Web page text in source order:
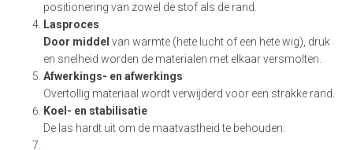
positionering van zowel de stof als de rand.
Lasproces
Door middel van warmte (hete lucht of een hete wig), druk
en snelheid worden de materialen met elkaar versmolten.
Afwerkings- en afwerkings
Overtollig materiaal wordt verwijderd voor een strakke rand.
Koel- en stabilisatie
De las hardt uit om de maatvastheid te behouden.